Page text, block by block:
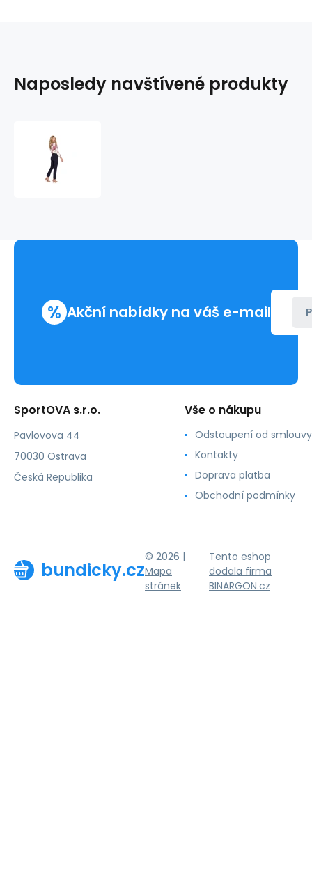
Naposledy navštívené produkty
% Akční nabídky na váš e-mail
SportOVA s.r.o.
Pavlovova 44
70030 Ostrava
Česká Republika
Vše o nákupu
Odstoupení od smlouvy
Kontakty
Doprava platba
Obchodní podmínky
bundicky.cz
© 2026 |
Mapa
stránek
Tento eshop
dodala firma
BINARGON.cz